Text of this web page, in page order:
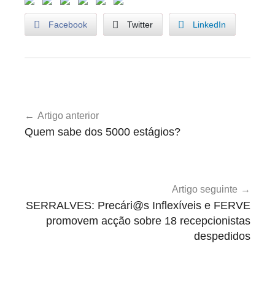
Facebook Twitter LinkedIn
a
o
de
Artigo anterior
Quem sabe dos 5000 estágios?
Artigo seguinte
SERRALVES: Precári@s Inflexíveis e FERVE
promovem acção sobre 18 recepcionistas
despedidos